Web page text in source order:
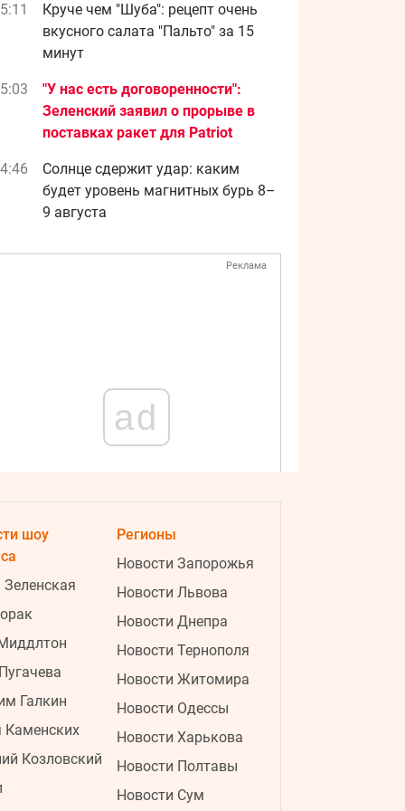
Круче чем "Шуба": рецепт очень
вкусного салата "Пальто" за 15
минут
"У нас есть договоренности":
Зеленский заявил о прорыве в
поставках ракет для Patriot
Солнце сдержит удар: каким
будет уровень магнитных бурь 8–
9 августа
Реклама
ad
Пора выбрасывать: основные
признаки того, что кухонную губку
нужно заменить
Бархатцы будут цвести до
заморозков: как правильно
обрезать бутоны
видео
В Украине изменили условия
бронирования работников: кто
шоу
Зеленская
Галкин
Каменских
Козловский
Регионы
Новости Запорожья
Новости Львова
Новости Днепра
Новости Тернополя
Новости Житомира
Новости Одессы
Новости Харькова
Новости Полтавы
Новости Сум